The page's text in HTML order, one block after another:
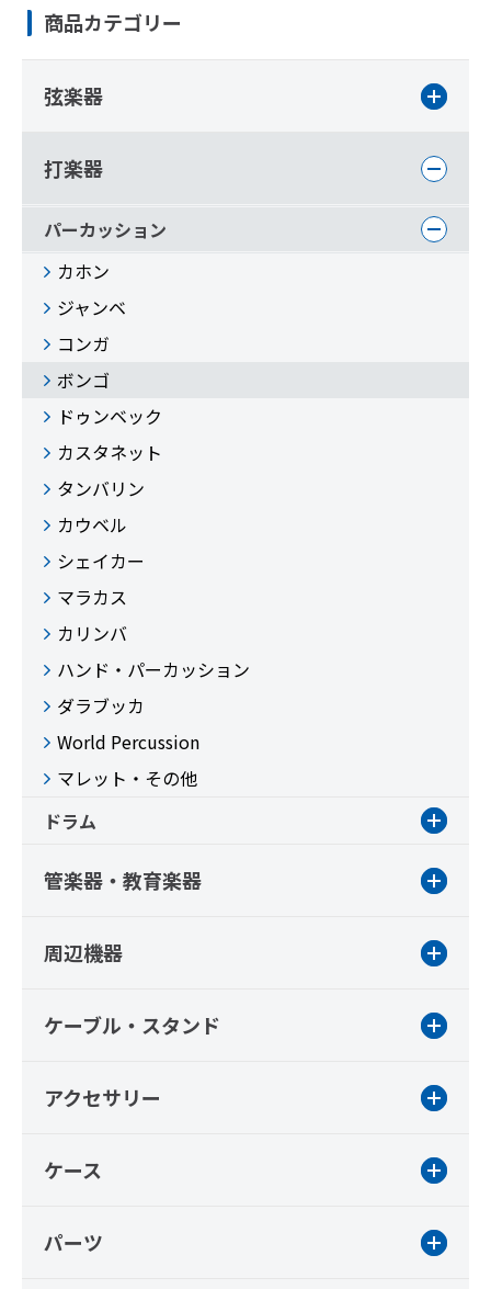
商品カテゴリー
弦楽器
打楽器
パーカッション
カホン
ジャンベ
コンガ
ボンゴ
ドゥンベック
カスタネット
タンバリン
カウベル
シェイカー
マラカス
カリンバ
ハンド・パーカッション
ダラブッカ
World Percussion
マレット・その他
ドラム
管楽器・教育楽器
周辺機器
ケーブル・スタンド
アクセサリー
ケース
パーツ